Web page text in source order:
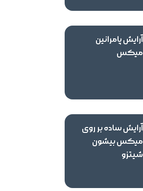
آرایش پامرانین
میکس
آرایش ساده بر روی
میکس بیشون
شیتزو